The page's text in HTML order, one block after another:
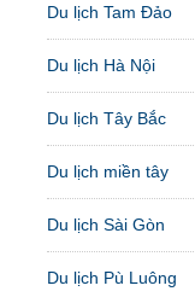
Du lịch Tam Đảo
Du lịch Hà Nội
Du lịch Tây Bắc
Du lịch miền tây
Du lịch Sài Gòn
Du lịch Pù Luông